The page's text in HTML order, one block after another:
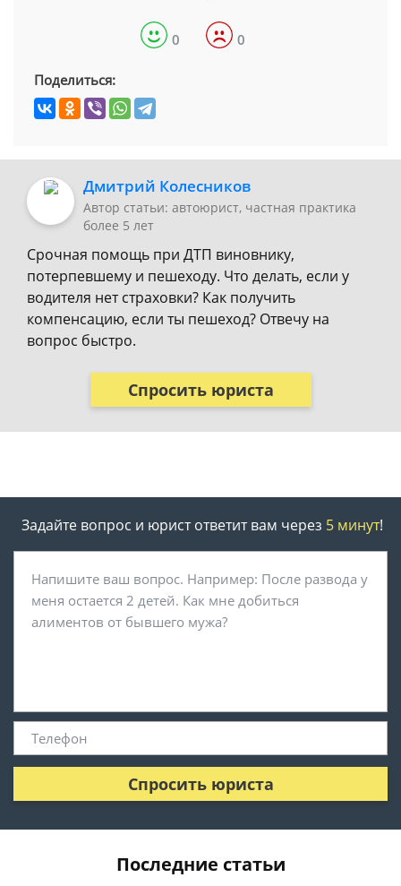
0 0
Поделиться:
Дмитрий Колесников
Автор статьи: автоюрист, частная практика
более 5 лет
Срочная помощь при ДТП виновнику,
потерпевшему и пешеходу. Что делать, если у
водителя нет страховки? Как получить
компенсацию, если ты пешеход? Отвечу на
вопрос быстро.
Спросить юриста
Задайте вопрос и юрист ответит вам через 5 минут!
Спросить юриста
Последние статьи